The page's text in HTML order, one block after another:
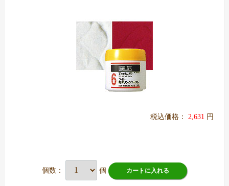
税込価格： 2,631 円
個数： 個 カートに入れる